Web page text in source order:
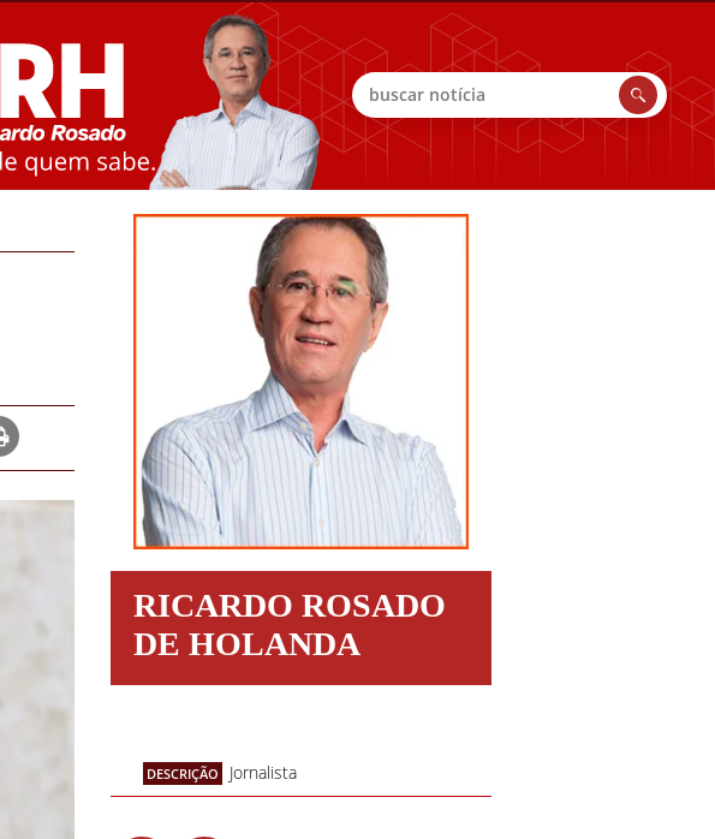
Buscar
RICARDO ROSADO
DE HOLANDA
DESCRIÇÃO Jornalista